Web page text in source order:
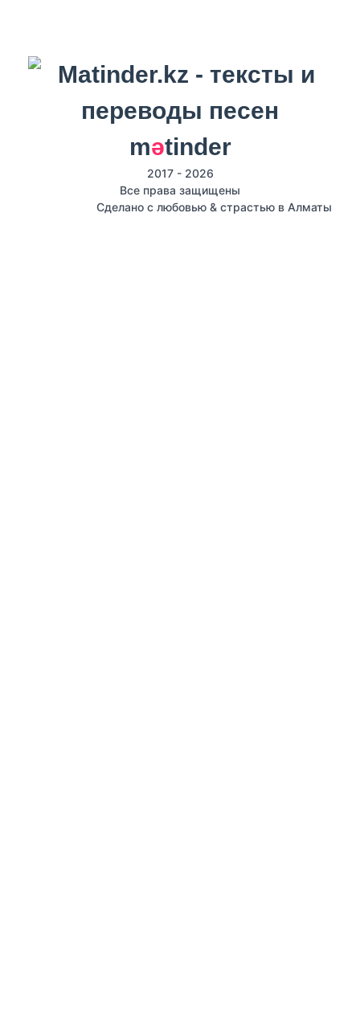
mәtinder
2017 - 2026
Все права защищены
Сделано с любовью & страстью в Алматы